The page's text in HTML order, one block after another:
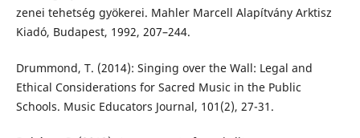
zenei tehetség gyökerei. Mahler Marcell Alapítvány Arktisz
Kiadó, Budapest, 1992, 207–244.
Drummond, T. (2014): Singing over the Wall: Legal and
Ethical Considerations for Sacred Music in the Public
Schools. Music Educators Journal, 101(2), 27-31.